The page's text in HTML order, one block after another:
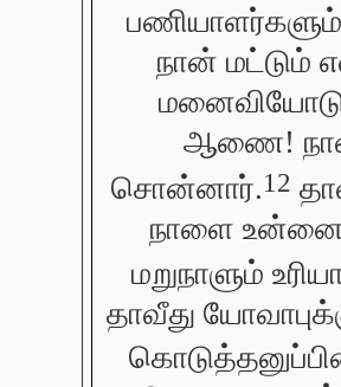
நான் மட்டும்
மனைவியோடு
ஆணை! நான்
சொன்னார்.12
நாளை உன்னை
மறுநாளும்
தாவீது